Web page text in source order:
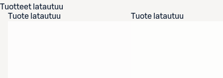
Tuotteet latautuu
Tuote latautuu
Tuote latautuu